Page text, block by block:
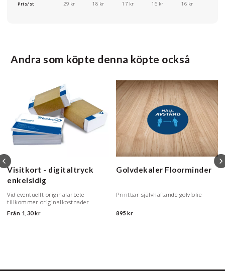
Pris/st 29 kr 18 kr 17 kr 16 kr 16 kr
Andra som köpte denna köpte också
Visitkort - digitaltryck
enkelsidig
Vid eventuellt originalarbete
tillkommer originalkostnader.
Från 1,30 kr
Golvdekaler Floorminder
Printbar självhäftande golvfolie
895 kr